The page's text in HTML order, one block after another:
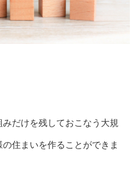
だけを残しておこなう大規
住まいを作ることができま